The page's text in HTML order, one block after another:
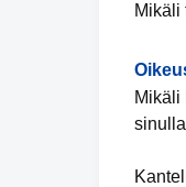
Mikäli
Mikäli